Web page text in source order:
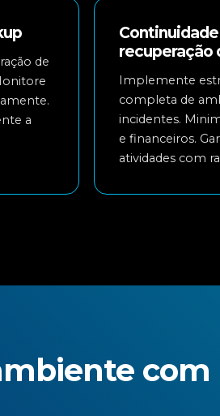
de
a
recuperação
Implemente
completa de
incidentes.
e financeiros.
atividades com
com